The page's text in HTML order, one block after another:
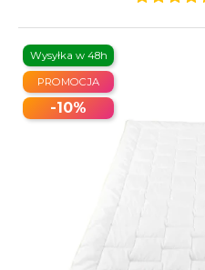
PROMOCJA
-10%
Wysyłka w 48h